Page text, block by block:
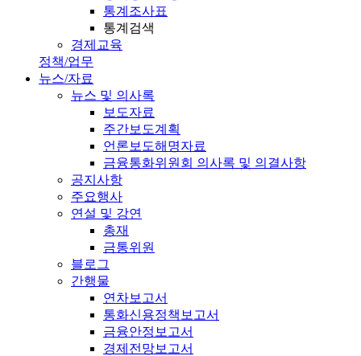
통계조사표
통계검색
경제교육
정책/업무
뉴스/자료
뉴스 및 의사록
보도자료
주간보도계획
언론보도해명자료
금융통화위원회 의사록 및 의결사항
공지사항
주요행사
연설 및 강연
총재
금통위원
블로그
간행물
연차보고서
통화신용정책보고서
금융안정보고서
경제전망보고서